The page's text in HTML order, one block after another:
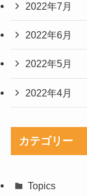
2022年7月
2022年6月
2022年5月
2022年4月
カテゴリー
Topics